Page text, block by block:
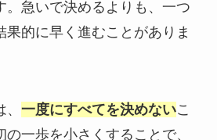
。急いで決めるよりも、一つ
果的に早く進むことがありま
一度にすべてを決めないこ
一歩を小さくすることで、